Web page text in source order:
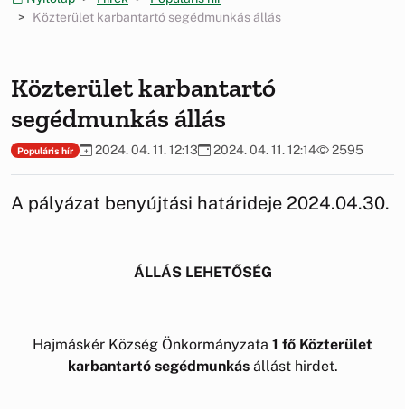
Közterület karbantartó segédmunkás állás
Közterület karbantartó
segédmunkás állás
Populáris hír 2024. 04. 11. 12:13 2024. 04. 11. 12:14 2595
A pályázat benyújtási határideje 2024.04.30.
ÁLLÁS LEHETŐSÉG
Hajmáskér Község Önkormányzata 1 fő Közterület
karbantartó segédmunkásállást hirdet.